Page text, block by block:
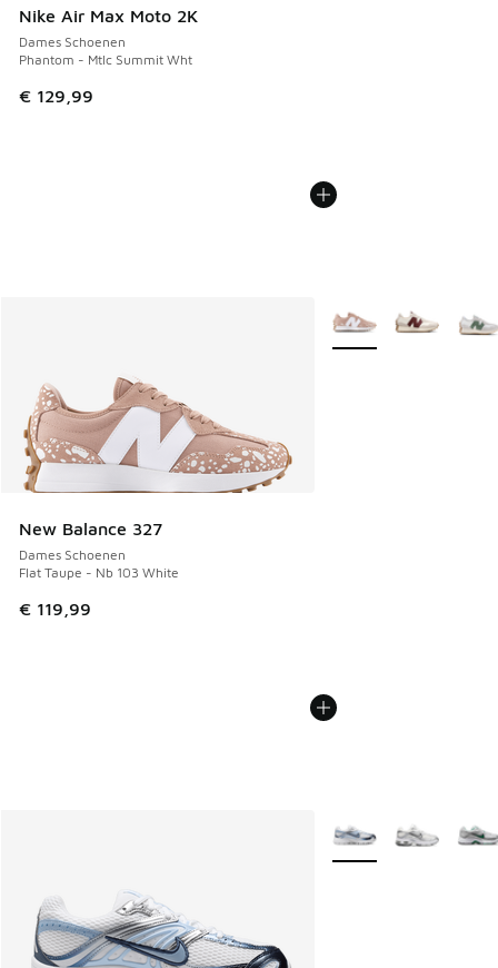
Nike Air Max Moto 2K
Dames Schoenen
Phantom - Mtlc Summit Wht
€ 129,99
New Balance 327
Dames Schoenen
Flat Taupe - Nb 103 White
€ 119,99
Meer kleuren
Meer kleuren